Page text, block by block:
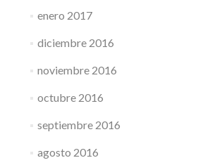
enero 2017
diciembre 2016
noviembre 2016
octubre 2016
septiembre 2016
agosto 2016